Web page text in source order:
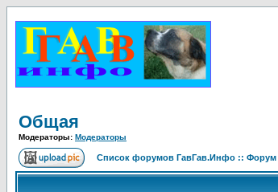
Общая
Модераторы: Модераторы
Список форумов ГавГав.Инфо :: Форум